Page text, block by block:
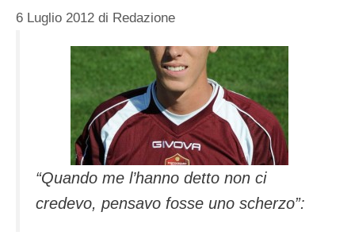
6 Luglio 2012 di Redazione
“Quando me l’hanno detto non ci
credevo, pensavo fosse uno scherzo”: